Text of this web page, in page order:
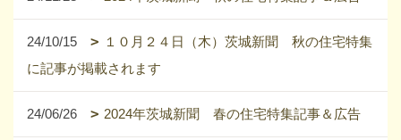
24/10/15
１０月２４日（木）茨城新聞 秋の住宅特集
に記事が掲載されます
24/06/26 2024年茨城新聞 春の住宅特集記事＆広告